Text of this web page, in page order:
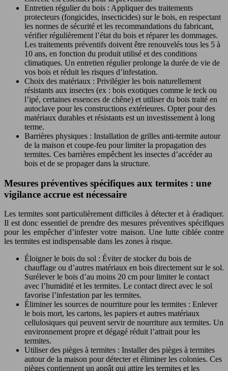
Entretien régulier du bois : Appliquer des traitements
protecteurs (fongicides, insecticides) sur le bois, en respectant
les normes de sécurité et les recommandations du fabricant,
vérifier régulièrement l’état du bois et réparer les dommages.
Les traitements préventifs doivent être renouvelés tous les 5 à
10 ans, en fonction du produit utilisé et des conditions
climatiques. Un entretien régulier prolonge la durée de vie de
vos bois et réduit les risques d’infestation.
Choix des matériaux : Privilégier les bois naturellement
résistants aux insectes (ex : bois exotiques comme le teck ou
l’ipé, certaines essences de chêne) et utiliser du bois traité en
autoclave pour les constructions extérieures. Opter pour des
matériaux durables et résistants est un investissement à long
terme.
Barrières physiques : Installation de grilles anti-termite autour
de la maison et coupe-feu pour limiter la propagation des
termites. Ces barrières empêchent les insectes d’accéder au
bois et de se propager dans la structure.
Mesures préventives spécifiques aux termites : une
vigilance accrue est nécessaire
Les termites sont particulièrement difficiles à détecter et à éradiquer.
Il est donc essentiel de prendre des mesures préventives spécifiques
pour les empêcher d’infester votre maison. Une lutte ciblée contre
les termites est indispensable dans les zones à risque.
Éloigner le bois du sol : Éviter de stocker du bois de
chauffage ou d’autres matériaux en bois directement sur le sol.
Surélever le bois d’au moins 20 cm pour limiter le contact
avec l’humidité et les termites. Le contact direct avec le sol
favorise l’infestation par les termites.
Éliminer les sources de nourriture pour les termites : Enlever
le bois mort, les cartons, les papiers et autres matériaux
cellulosiques qui peuvent servir de nourriture aux termites. Un
environnement propre et dégagé réduit l’attrait pour les
termites.
Utiliser des pièges à termites : Installer des pièges à termites
autour de la maison pour détecter et éliminer les colonies. Ces
pièges contiennent un appât qui attire les termites et les